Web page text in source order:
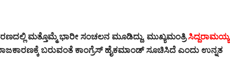
ಮತ್ತೊಮ್ಮೆ ಭಾರೀ ಸಂಚಲನ ಮೂಡಿದ್ದು, ಮುಖ್ಯಮಂತ್ರಿಸಿದ್ದರಾಮಯ್ಯ
ಬರುವಂತೆ ಕಾಂಗ್ರೆಸ್ ಹೈಕಮಾಂಡ್ ಸೂಚಿಸಿದೆ ಎಂದು ಉನ್ನತ